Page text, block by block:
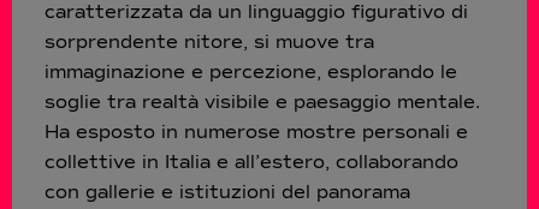
caratterizzata da un linguaggio figurativo di
sorprendente nitore, si muove tra
immaginazione e percezione, esplorando le
soglie tra realtà visibile e paesaggio mentale.
Ha esposto in numerose mostre personali e
collettive in Italia e all’estero, collaborando
con gallerie e istituzioni del panorama